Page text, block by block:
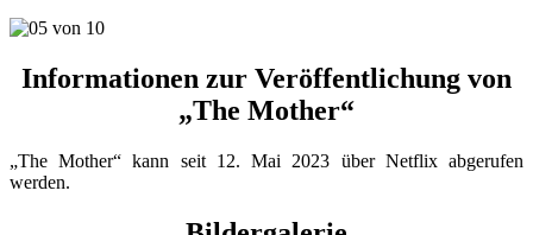
Informationen zur Veröffentlichung von
„The Mother“
„The Mother“ kann seit 12. Mai 2023 über Netflix abgerufen
werden.